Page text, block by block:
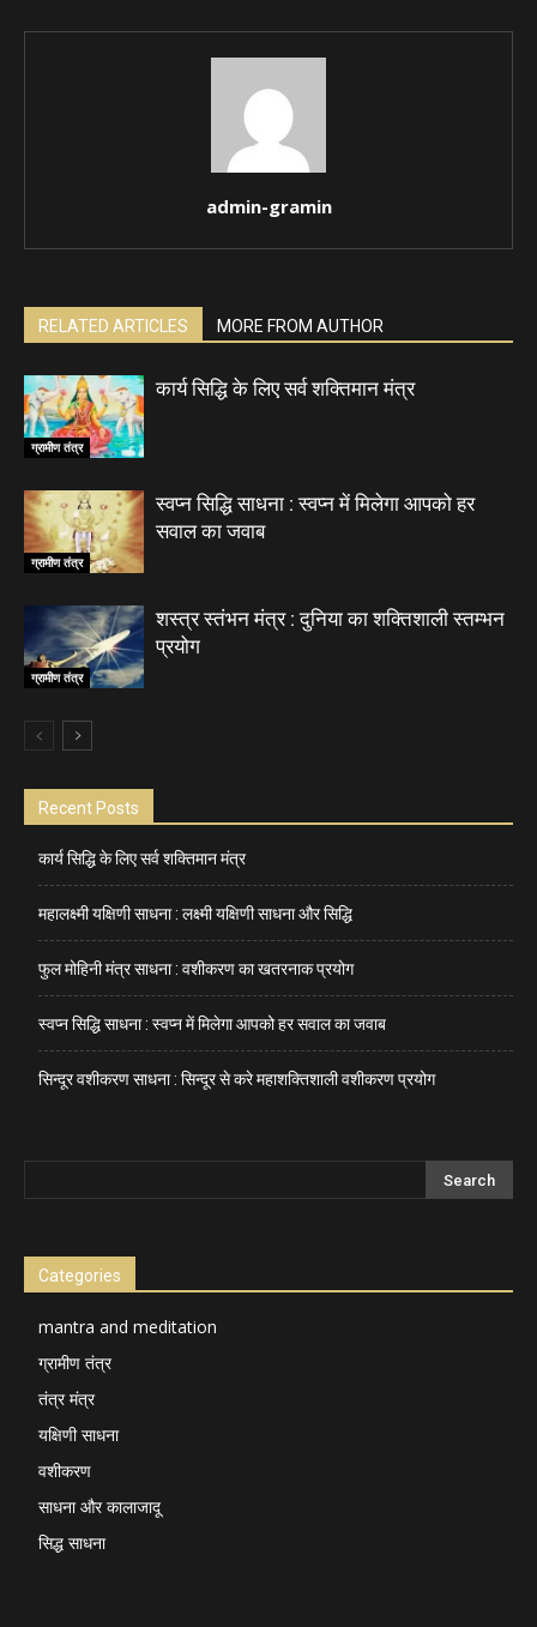
admin-gramin
RELATED ARTICLES MORE FROM AUTHOR
ग्रामीण तंत्र
कार्य सिद्धि के लिए सर्व शक्तिमान मंत्र
ग्रामीण तंत्र
स्वप्न सिद्धि साधना : स्वप्न में मिलेगा आपको हर
सवाल का जवाब
ग्रामीण तंत्र
शस्त्र स्तंभन मंत्र : दुनिया का शक्तिशाली स्तम्भन
प्रयोग
Recent Posts
कार्य सिद्धि के लिए सर्व शक्तिमान मंत्र
महालक्ष्मी यक्षिणी साधना : लक्ष्मी यक्षिणी साधना और सिद्धि
फुल मोहिनी मंत्र साधना : वशीकरण का खतरनाक प्रयोग
स्वप्न सिद्धि साधना : स्वप्न में मिलेगा आपको हर सवाल का जवाब
सिन्दूर वशीकरण साधना : सिन्दूर से करे महाशक्तिशाली वशीकरण प्रयोग
Categories
mantra and meditation
ग्रामीण तंत्र
तंत्र मंत्र
यक्षिणी साधना
वशीकरण
साधना और कालाजादू
सिद्ध साधना